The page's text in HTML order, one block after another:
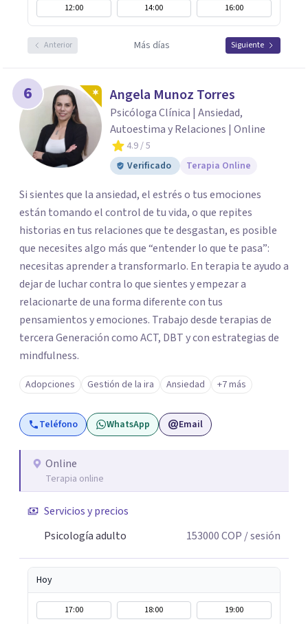
12:00 14:00 16:00
Anterior Más días Siguiente
6 Angela Munoz Torres
Psicóloga Clínica | Ansiedad,
Autoestima y Relaciones | Online
4.9/ 5
Verificado
Terapia Online
Si sientes que la ansiedad, el estrés o tus emociones
están tomando el control de tu vida, o que repites
historias en tus relaciones que te desgastan, es posible
que necesites algo más que “entender lo que te pasa”:
necesitas aprender a transformarlo. En terapia te ayudo a
dejar de luchar contra lo que sientes y empezar a
relacionarte de una forma diferente con tus
pensamientos y emociones. Trabajo desde terapias de
tercera Generación como ACT, DBT y con estrategias de
mindfulness.
Adopciones Gestión de la ira Ansiedad +7 más
Teléfono WhatsApp Email
Online
Terapia online
Servicios y precios
Psicología adulto
153000COP / sesión
Hoy
17:00 18:00
19:00